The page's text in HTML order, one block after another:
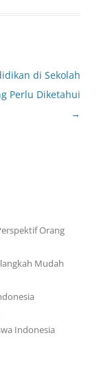
di Sekolah
Perlu Diketahui
→
Orang
Mudah
Indonesia